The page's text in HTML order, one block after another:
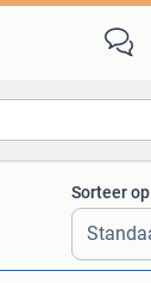
Alle afstanden…
Sorteer op